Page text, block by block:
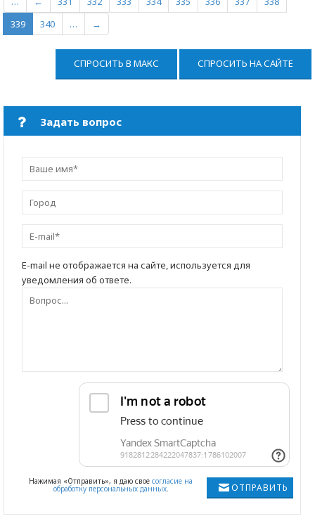
339
340 … →
СПРОСИТЬ В МАКС СПРОСИТЬ НА САЙТЕ
Задать вопрос
E-mail не отображается на сайте, используется для
уведомления об ответе.
ОТПРАВИТЬ
Нажимая «Отправить», я даю свое согласие на
обработку персональных данных.